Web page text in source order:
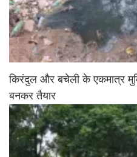
किरंदुल और बचेली के एकमात्र
बनकर तैयार